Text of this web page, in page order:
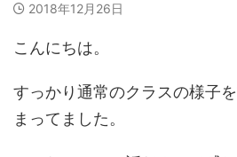
2018年12月26日
こんにちは。
すっかり通常のクラスの様子
まってました。